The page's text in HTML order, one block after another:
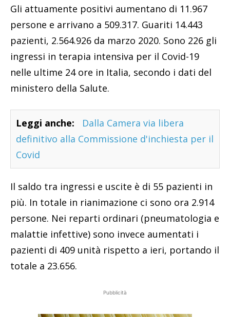
Gli attuamente positivi aumentano di 11.967
persone e arrivano a 509.317. Guariti 14.443
pazienti, 2.564.926 da marzo 2020. Sono 226 gli
ingressi in terapia intensiva per il Covid-19
nelle ultime 24 ore in Italia, secondo i dati del
ministero della Salute.
Leggi anche:
Dalla Camera via libera
definitivo alla Commissione d'inchiesta per il
Covid
Il saldo tra ingressi e uscite è di 55 pazienti in
più. In totale in rianimazione ci sono ora 2.914
persone. Nei reparti ordinari (pneumatologia e
malattie infettive) sono invece aumentati i
pazienti di 409 unità rispetto a ieri, portando il
totale a 23.656.
Pubblicità